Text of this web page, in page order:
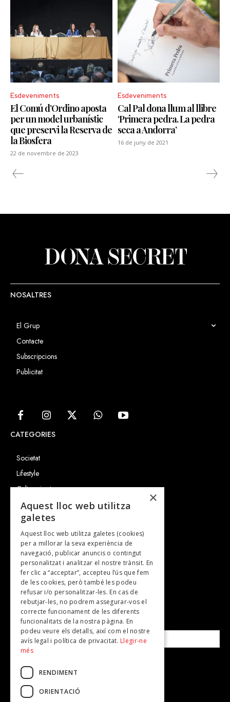
Esdeveniments
El Comú d’Ordino aposta
per un model urbanístic
que preservi la Reserva de
la Biosfera
22 de novembre de 2023
Esdeveniments
Cal Pal dona llum al llibre
‘Primera pedra. La pedra
seca a Andorra’
16 de juny de 2021
NOSALTRES
El Grup
Contacte
Subscripcions
Publicitat
CATEGORIES
Societat
Lifestyle
Cultura i art
Entrevistes
Gastronomia
TV
Plans per fer
Revistes
SUBSCRIU-TE A LA NOSTRA NEWSLETTER!
Correu electrònic*
Accepto lapolítica de privacitat
×
Aquest lloc web utilitza
galetes
Aquest lloc web utilitza galetes (cookies)
per a millorar la seva experiència de
navegació, publicar anuncis o contingut
personalitzat i analitzar el nostre trànsit. En
fer clic a “acceptar”, accepteu l’ús que fem
de les cookies, però també les podeu
refusar i/o personalitzar-les. En cas de
rebutjar-les, no podrem assegurar-vos el
correcte funcionament de les diferents
funcionalitats de la nostra pàgina. En
podeu veure els detalls, així com el nostre
avís legal i política de privacitat. Llegir-ne
més
RENDIMENT
ORIENTACIÓ